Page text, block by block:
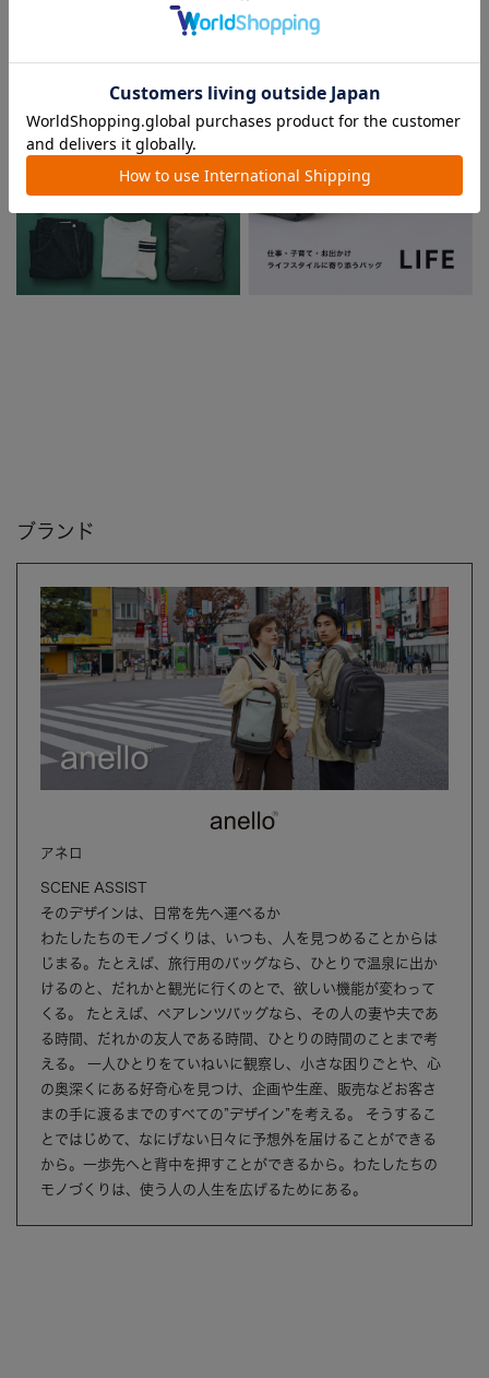
ブランド
アネロ
SCENE ASSIST
そのデザインは、日常を先へ運べるか
わたしたちのモノづくりは、いつも、人を見つめることからは
じまる。たとえば、旅行用のバッグなら、ひとりで温泉に出か
けるのと、だれかと観光に行くのとで、欲しい機能が変わって
くる。 たとえば、ペアレンツバッグなら、その人の妻や夫であ
る時間、だれかの友人である時間、ひとりの時間のことまで考
える。 一人ひとりをていねいに観察し、小さな困りごとや、心
の奥深くにある好奇心を見つけ、企画や生産、販売などお客さ
まの手に渡るまでのすべての”デザイン”を考える。 そうするこ
とではじめて、なにげない日々に予想外を届けることができる
から。一歩先へと背中を押すことができるから。わたしたちの
モノづくりは、使う人の人生を広げるためにある。